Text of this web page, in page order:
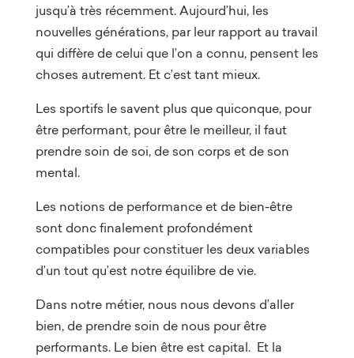
jusqu’à très récemment. Aujourd’hui, les
nouvelles générations, par leur rapport au travail
qui diffère de celui que l’on a connu, pensent les
choses autrement. Et c’est tant mieux.
Les sportifs le savent plus que quiconque, pour
être performant, pour être le meilleur, il faut
prendre soin de soi, de son corps et de son
mental.
Les notions de performance et de bien-être
sont donc finalement profondément
compatibles pour constituer les deux variables
d’un tout qu’est notre équilibre de vie.
Dans notre métier, nous nous devons d’aller
bien, de prendre soin de nous pour être
performants. Le bien être est capital. Et la